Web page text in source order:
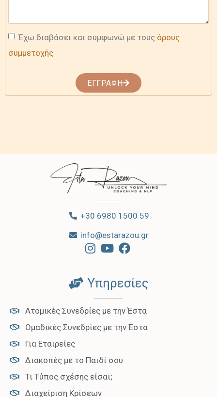
Έχω διαβάσει και συμφωνώ με τους όρους
συμμετοχής
ΕΓΓΡΑΦΗ
+30 6980 1500 59
info@estarazou.gr
Υπηρεσίες
Ατομικές Συνεδρίες με την Έστα
Ομαδικές Συνεδρίες με την Έστα
Για Εταιρείες
Διακοπές με το Παιδί σου
Τι Τύπος σχέσης είσαι;
Διαχείριση Κρίσεων